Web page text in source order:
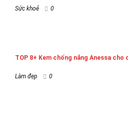
Sức khoẻ 0
TOP 8+ Kem chống nắng Anessa cho
Làm đẹp 0